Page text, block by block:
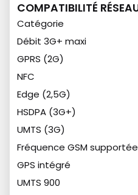
COMPATIBILITÉ
Catégorie
Débit 3G+ maxi
GPRS (2G)
NFC
Edge (2,5G)
HSDPA (3G+)
UMTS (3G)
Fréquence GSM supportée
GPS intégré
UMTS 900